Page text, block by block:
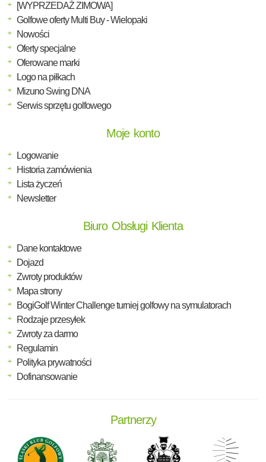
[WYPRZEDAŻ ZIMOWA]
Golfowe oferty Multi Buy - Wielopaki
Nowości
Oferty specjalne
Oferowane marki
Logo na piłkach
Mizuno Swing DNA
Serwis sprzętu golfowego
Moje konto
Logowanie
Historia zamówienia
Lista życzeń
Newsletter
Biuro Obsługi Klienta
Dane kontaktowe
Dojazd
Zwroty produktów
Mapa strony
BogiGolf Winter Challenge turniej golfowy na symulatorach
Rodzaje przesyłek
Zwroty za darmo
Regulamin
Polityka prywatności
Dofinansowanie
Partnerzy